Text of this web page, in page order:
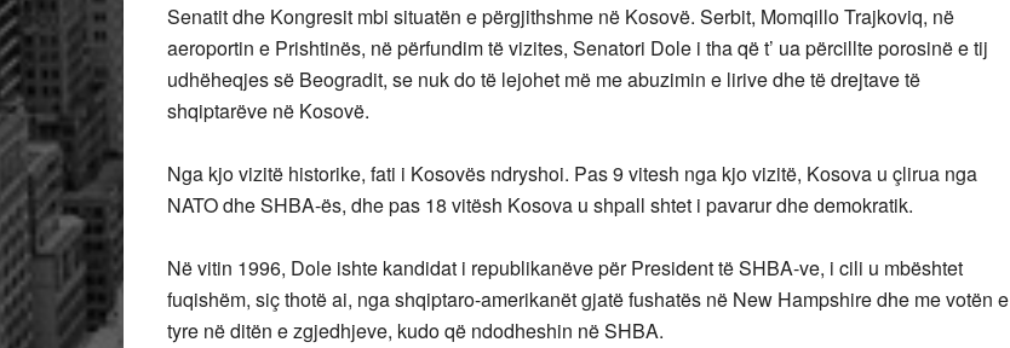
Senatit dhe Kongresit mbi situatën e përgjithshme në Kosovë. Serbit, Momqillo Trajkoviq, në
aeroportin e Prishtinës, në përfundim të vizites, Senatori Dole i tha që t’ ua përcillte porosinë e tij
udhëheqjes së Beogradit, se nuk do të lejohet më me abuzimin e lirive dhe të drejtave të
shqiptarëve në Kosovë.
Nga kjo vizitë historike, fati i Kosovës ndryshoi. Pas 9 vitesh nga kjo vizitë, Kosova u çlirua nga
NATO dhe SHBA-ës, dhe pas 18 vitësh Kosova u shpall shtet i pavarur dhe demokratik.
Në vitin 1996, Dole ishte kandidat i republikanëve për President të SHBA-ve, i cili u mbështet
fuqishëm, siç thotë ai, nga shqiptaro-amerikanët gjatë fushatës në New Hampshire dhe me votën e
tyre në ditën e zgjedhjeve, kudo që ndodheshin në SHBA.